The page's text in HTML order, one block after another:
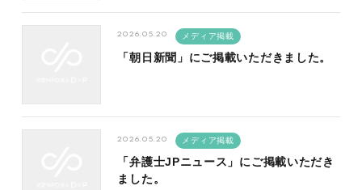
「朝日新聞」にご掲載いただきました。
2026.05.20 メディア掲載
「弁護士JPニュース」にご掲載いただき
ました。
2026.05.20 メディア掲載